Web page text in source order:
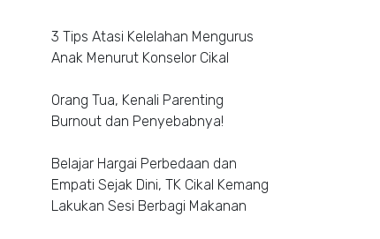
3 Tips Atasi Kelelahan Mengurus
Anak Menurut Konselor Cikal
Orang Tua, Kenali Parenting
Burnout dan Penyebabnya!
Belajar Hargai Perbedaan dan
Empati Sejak Dini, TK Cikal Kemang
Lakukan Sesi Berbagi Makanan